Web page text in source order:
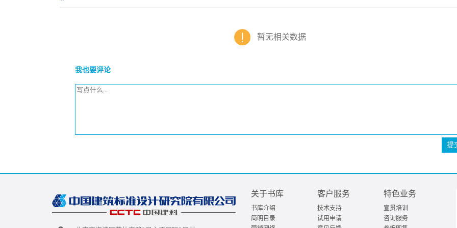
暂无相关数据
我也要评论
提
关于书库
书库介绍
简明目录
客户服务
技术支持
试用申请
特色业务
宣贯培训
咨询服务